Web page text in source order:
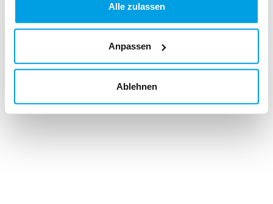
Alle zulassen
Anpassen
Ablehnen